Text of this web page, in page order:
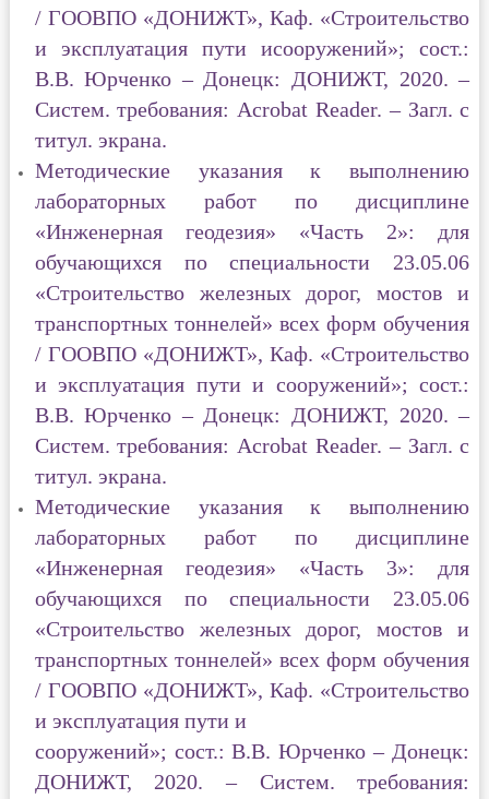
/ ГООВПО «ДОНИЖТ», Каф. «Строительство
и эксплуатация пути исооружений»; сост.:
В.В. Юрченко – Донецк: ДОНИЖТ, 2020. –
Систем. требования: Acrobat Reader. – Загл. с
титул. экрана.
Методические указания к выполнению
лабораторных работ по дисциплине
«Инженерная геодезия» «Часть 2»: для
обучающихся по специальности 23.05.06
«Строительство железных дорог, мостов и
транспортных тоннелей» всех форм обучения
/ ГООВПО «ДОНИЖТ», Каф. «Строительство
и эксплуатация пути и сооружений»; сост.:
В.В. Юрченко – Донецк: ДОНИЖТ, 2020. –
Систем. требования: Acrobat Reader. – Загл. с
титул. экрана.
Методические указания к выполнению
лабораторных работ по дисциплине
«Инженерная геодезия» «Часть 3»: для
обучающихся по специальности 23.05.06
«Строительство железных дорог, мостов и
транспортных тоннелей» всех форм обучения
/ ГООВПО «ДОНИЖТ», Каф. «Строительство
и эксплуатация пути и
сооружений»; сост.: В.В. Юрченко – Донецк:
ДОНИЖТ, 2020. – Систем. требования: